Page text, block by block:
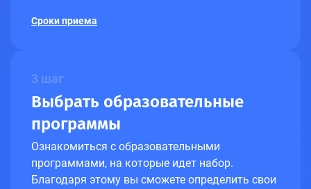
Сроки приема
3 шаг
Выбрать образовательные
программы
Ознакомиться с образовательными
программами, на которые идет набор.
Благодаря этому вы сможете определить свои